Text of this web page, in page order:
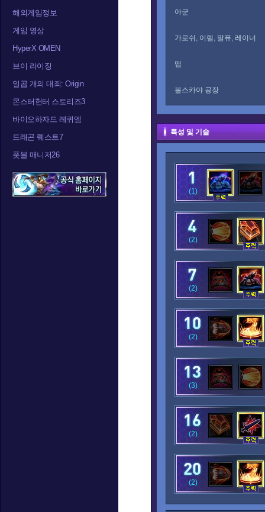
해외게임정보
게임 영상
HyperX OMEN
브이 라이징
일곱 개의 대죄: Origin
몬스터헌터 스토리즈3
바이오하자드 레퀴엠
드래곤 퀘스트7
풋볼 매니저26
아군
가로쉬, 이렐, 말퓨, 레이너
맵
볼스카야 공장
특성 및 기술
(1)
(2)
(2)
(2)
(3)
(2)
(2)